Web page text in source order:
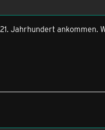
Jahrhundert ankommen.